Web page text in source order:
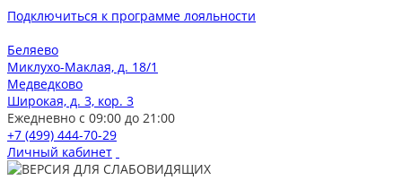
Подключиться к программе лояльности
Беляево
Миклухо-Маклая, д. 18/1
Медведково
Широкая, д. 3, кор. 3
Ежедневно с 09:00 до 21:00
+7 (499) 444-70-29
Личный кабинет